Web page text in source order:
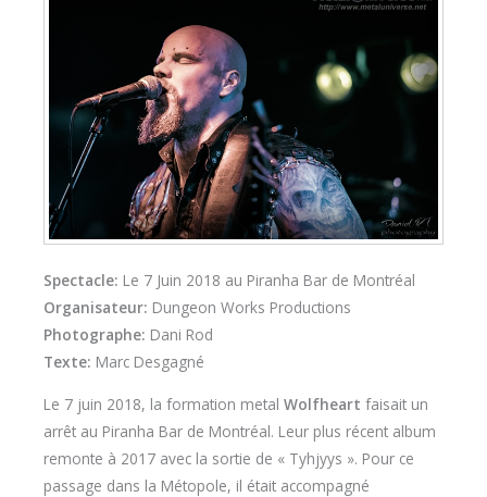
Spectacle: Le 7 Juin 2018 au Piranha Bar de Montréal
Organisateur: Dungeon Works Productions
Photographe: Dani Rod
Texte: Marc Desgagné
Le 7 juin 2018, la formation metal Wolfheart faisait un
arrêt au Piranha Bar de Montréal. Leur plus récent album
remonte à 2017 avec la sortie de « Tyhjyys ». Pour ce
passage dans la Métopole, il était accompagné